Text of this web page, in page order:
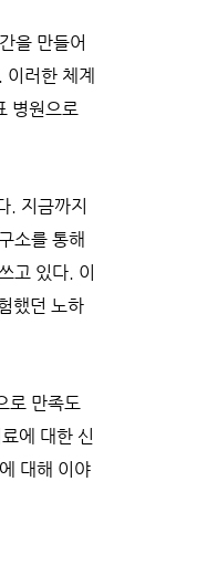
을 만들어
러한 체계
병원으로
. 지금까지
소를 통해
고 있다. 이
했던 노하
로 만족도
에 대한 신
대해 이야